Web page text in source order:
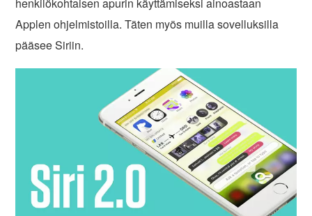
henkilökohtaisen apurin käyttämiseksi ainoastaan
Applen ohjelmistoilla. Täten myös muilla sovelluksilla
pääsee Siriin.